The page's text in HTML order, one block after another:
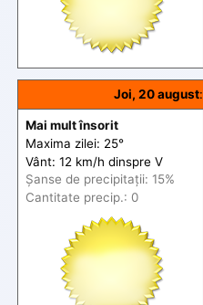
Joi, 20 august:
Mai mult însorit
Maxima zilei: 25°
Vânt: 12 km/h dinspre V
Șanse de precipitații: 15%
Cantitate precip.: 0